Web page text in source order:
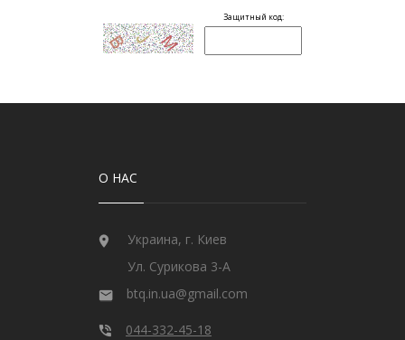
О НАС
Украина, г. Киев
Ул. Сурикова 3-А
btq.in.ua@gmail.com
044-332-45-18